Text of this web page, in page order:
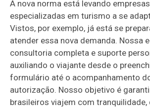
A nova norma está levando
especializadas em turismo a se
Vistos, por exemplo, já está se
atender essa nova demanda. Nossa
consultoria completa e suporte
auxiliando o viajante desde o
formulário até o acompanhamento
autorização. Nosso objetivo é
brasileiros viajem com tranquilidade,